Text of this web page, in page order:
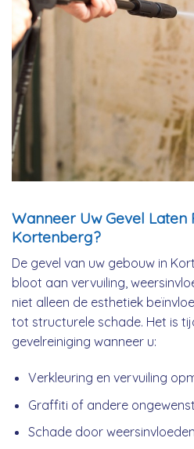
Wanneer Uw Gevel Laten
Kortenberg?
De gevel van uw gebouw in
bloot aan vervuiling,
niet alleen de esthetiek
tot structurele schade. Het is
gevelreiniging wanneer u:
Verkleuring en vervuiling
Graffiti of andere
Schade door